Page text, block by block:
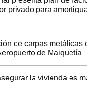
privado para
de carpas metálicas
de Maiquetía
la vivienda es